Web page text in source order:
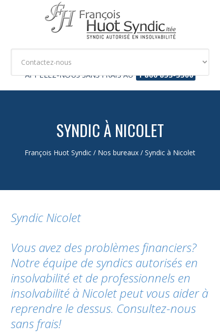
APPELEZ-NOUS SANS FRAIS AU 1 866 853-3500
SYNDIC À NICOLET
François Huot Syndic / Nos bureaux / Syndic à Nicolet
Syndic Nicolet
Vous avez des problèmes financiers?
Notre équipe de syndics autorisés en
insolvabilité et de professionnels en
insolvabilité à Nicolet peut vous aider à
reprendre le dessus. Consultez-nous
sans frais!